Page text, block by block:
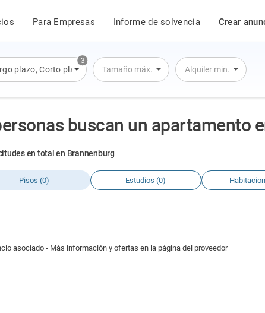
Para Empresas Informe de solvencia Crear
3
plazo,Corto plazo , Alquiler por día
Tamaño máx. Alquiler min.
buscan un apartamento
en total en Brannenburg
Pisos (0) Estudios (0)
asociado - Más información y ofertas en la página del proveedor